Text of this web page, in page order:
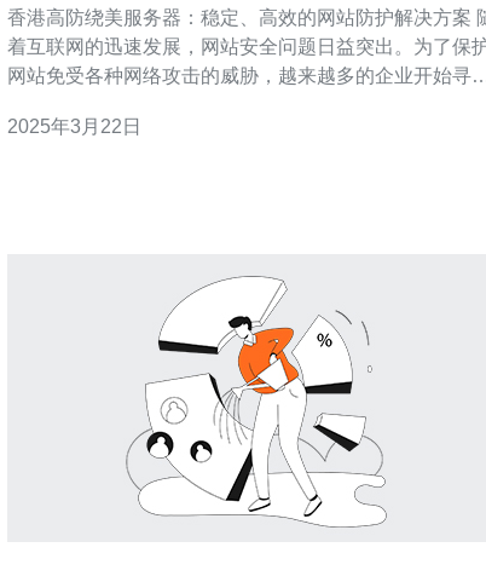
香港高防绕美服务器：稳定、高效的网站防护解决方案 随
着互联网的迅速发展，网站安全问题日益突出。为了保
网站免受各种网络攻击的威胁，越来越多的企业开始寻
而生，为用户提供了稳定、高效的网站防护服务。 香港高
2025年3月22日